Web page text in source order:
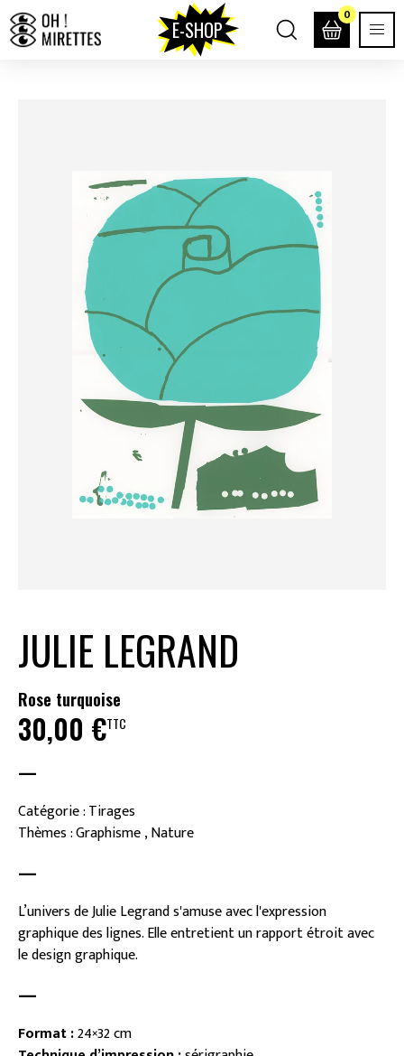
E-SHOP
0
JULIE LEGRAND
Rose turquoise
30,00 €TTC
—
Catégorie : Tirages
Thèmes : Graphisme , Nature
—
L’univers de Julie Legrand s'amuse avec l'expression
graphique des lignes. Elle entretient un rapport étroit avec
le design graphique.
—
Format :24×32 cm